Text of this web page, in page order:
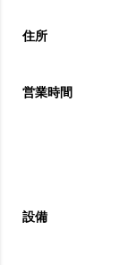
住所
営業時間
設備